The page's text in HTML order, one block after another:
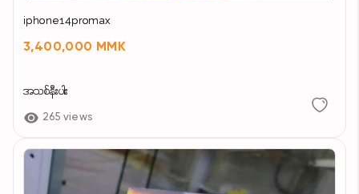
iphone14promax
3,400,000 MMK
အသစ်နီးပါး
265 views